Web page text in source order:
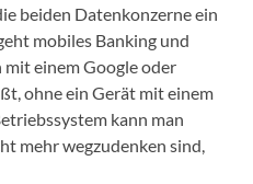
beiden Datenkonzerne ein
mobiles Banking und
einem Google oder
ohne ein Gerät mit einem
kann man
mehr wegzudenken sind,